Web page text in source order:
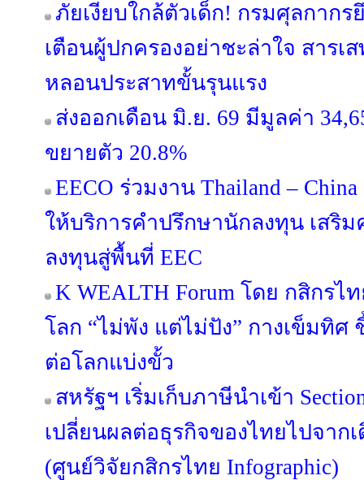
ภัยเงียบใกล้ตัวเด็ก! กรมศุลกากร
เตือนผู้ปกครองอย่าชะล่าใจ สาร
หลอนประสาทขั้นรุนแรง
ส่งออกเดือน มิ.ย. 69 มีมูลค่า
ขยายตัว 20.8%
EECO ร่วมงาน Thailand – China
ให้บริการคำปรึกษานักลงทุน เสริ
ลงทุนสู่พื้นที่ EEC
K WEALTH Forum โดย กสิกรไ
โลก “ไม่พัง แต่ไม่ปัง” กางเข็มทิศ
ต่อโลกแบ่งขั้ว
สหรัฐฯ เริ่มเก็บภาษีนำเข้า
เปลี่ยนผลต่อธุรกิจของไทยไปจาก
(ศูนย์วิจัยกสิกรไทย Infographic)